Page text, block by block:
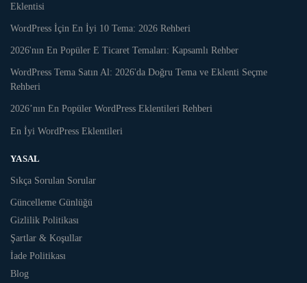
Eklentisi
WordPress İçin En İyi 10 Tema: 2026 Rehberi
2026'nın En Popüler E Ticaret Temaları: Kapsamlı Rehber
WordPress Tema Satın Al: 2026'da Doğru Tema ve Eklenti Seçme
Rehberi
2026’nın En Popüler WordPress Eklentileri Rehberi
En İyi WordPress Eklentileri
YASAL
Sıkça Sorulan Sorular
Güncelleme Günlüğü
Gizlilik Politikası
Şartlar & Koşullar
İade Politikası
Blog